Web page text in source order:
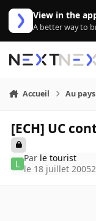
Aller au contenu
View in the
A better way to
Accueil Au
[ECH] UC
Par le tourist
le 18 juillet 2005